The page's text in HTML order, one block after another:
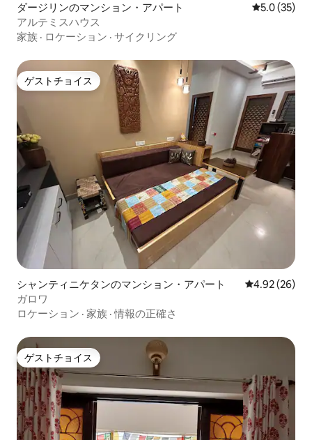
ダージリンのマンション・アパート レビュー35
5.0 (35)
アルテミスハウス
家族 · ロケーション · サイクリング
ゲストチョイス
ゲストチョイス
シャンティニケタンのマンション・アパート レビュー26
4.92 (26)
ガロワ
ロケーション · 家族 ·情報の正確さ
ゲストチョイス
ゲストチョイス